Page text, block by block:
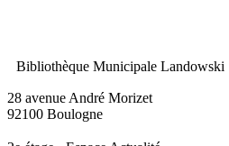
Bibliothèque Municipale
28 avenue André Morizet
92100 Boulogne